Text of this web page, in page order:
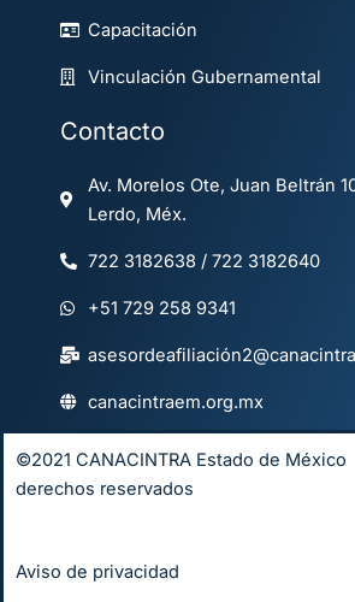
Capacitación
Vinculación Gubernamental
Contacto
Av. Morelos Ote, Juan Beltrán
Lerdo, Méx.
722 3182638 / 722 3182640
+51 729 258 9341
canacintraem.org.mx
©2021 CANACINTRA Estado de México
derechos reservados
Aviso de privacidad